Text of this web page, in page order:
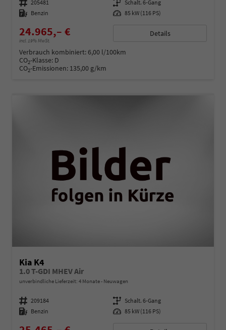
Fahrzeugnummer 205481 Getriebe Schalt. 6-Gang
Kraftstoff Benzin Leistung 85 kW (116 PS)
24.965,– €
incl. 19% MwSt.
Details
Verbrauch kombiniert:6,00 l/100km
CO2-Klasse: D
CO2-Emissionen: 135,00 g/km
Kia K4
1.0 T-GDI MHEV Air
unverbindliche Lieferzeit: 4 Monate Neuwagen
Fahrzeugnummer 209184 Getriebe Schalt. 6-Gang
Kraftstoff Benzin Leistung 85 kW (116 PS)